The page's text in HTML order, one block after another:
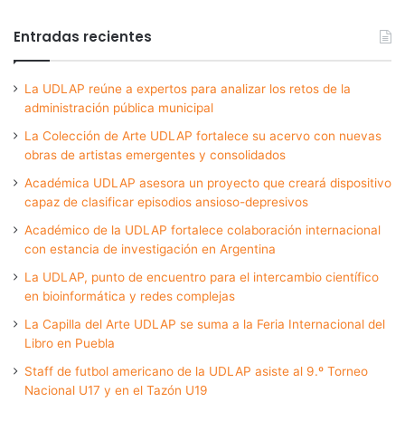
Entradas recientes
La UDLAP reúne a expertos para analizar los retos de la
administración pública municipal
La Colección de Arte UDLAP fortalece su acervo con nuevas
obras de artistas emergentes y consolidados
Académica UDLAP asesora un proyecto que creará dispositivo
capaz de clasificar episodios ansioso-depresivos
Académico de la UDLAP fortalece colaboración internacional
con estancia de investigación en Argentina
La UDLAP, punto de encuentro para el intercambio científico
en bioinformática y redes complejas
La Capilla del Arte UDLAP se suma a la Feria Internacional del
Libro en Puebla
Staff de futbol americano de la UDLAP asiste al 9.º Torneo
Nacional U17 y en el Tazón U19